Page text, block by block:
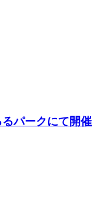
パークにて開催